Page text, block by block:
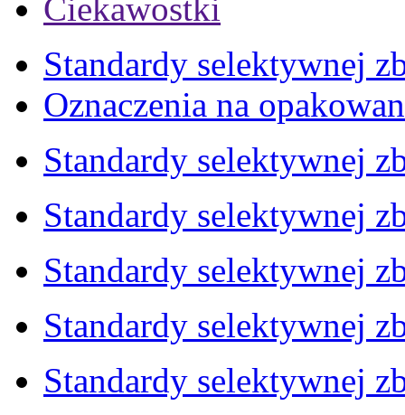
Ciekawostki
Standardy selektywnej
Oznaczenia na
Standardy selektywnej
Standardy selektywnej
Standardy selektywnej
Standardy selektywnej
Standardy selektywnej